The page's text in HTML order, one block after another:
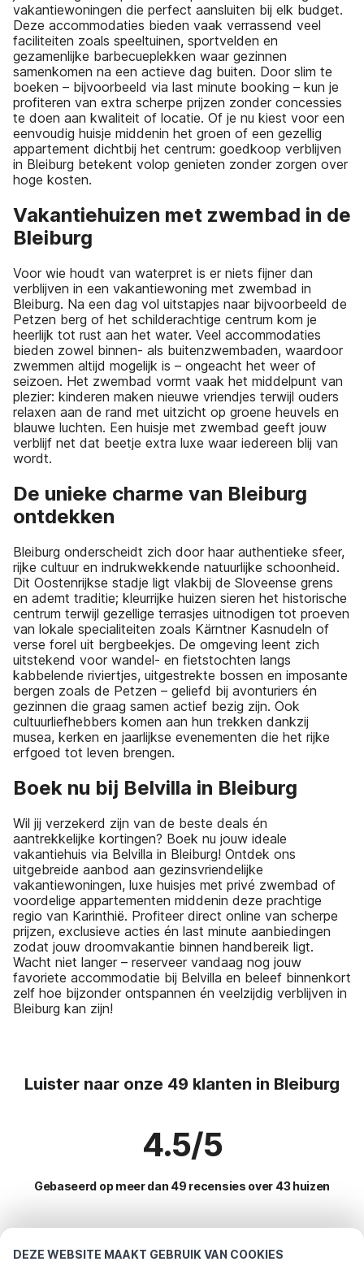
DEZE WEBSITE MAAKT GEBRUIK VAN COOKIES
vakantiewoningen die perfect aansluiten bij elk budget.
Deze accommodaties bieden vaak verrassend veel
faciliteiten zoals speeltuinen, sportvelden en
gezamenlijke barbecueplekken waar gezinnen
samenkomen na een actieve dag buiten. Door slim te
boeken – bijvoorbeeld via last minute booking – kun je
profiteren van extra scherpe prijzen zonder concessies
te doen aan kwaliteit of locatie. Of je nu kiest voor een
eenvoudig huisje middenin het groen of een gezellig
appartement dichtbij het centrum: goedkoop verblijven
in Bleiburg betekent volop genieten zonder zorgen over
hoge kosten.
Vakantiehuizen met zwembad in de
Bleiburg
Voor wie houdt van waterpret is er niets fijner dan
verblijven in een vakantiewoning met zwembad in
Bleiburg. Na een dag vol uitstapjes naar bijvoorbeeld de
Petzen berg of het schilderachtige centrum kom je
heerlijk tot rust aan het water. Veel accommodaties
bieden zowel binnen- als buitenzwembaden, waardoor
zwemmen altijd mogelijk is – ongeacht het weer of
seizoen. Het zwembad vormt vaak het middelpunt van
plezier: kinderen maken nieuwe vriendjes terwijl ouders
relaxen aan de rand met uitzicht op groene heuvels en
blauwe luchten. Een huisje met zwembad geeft jouw
verblijf net dat beetje extra luxe waar iedereen blij van
wordt.
De unieke charme van Bleiburg
ontdekken
Bleiburg onderscheidt zich door haar authentieke sfeer,
rijke cultuur en indrukwekkende natuurlijke schoonheid.
Dit Oostenrijkse stadje ligt vlakbij de Sloveense grens
en ademt traditie; kleurrijke huizen sieren het historische
centrum terwijl gezellige terrasjes uitnodigen tot proeven
van lokale specialiteiten zoals Kärntner Kasnudeln of
verse forel uit bergbeekjes. De omgeving leent zich
uitstekend voor wandel- en fietstochten langs
kabbelende riviertjes, uitgestrekte bossen en imposante
bergen zoals de Petzen – geliefd bij avonturiers én
gezinnen die graag samen actief bezig zijn. Ook
cultuurliefhebbers komen aan hun trekken dankzij
musea, kerken en jaarlijkse evenementen die het rijke
erfgoed tot leven brengen.
Boek nu bij Belvilla in Bleiburg
Wil jij verzekerd zijn van de beste deals én
aantrekkelijke kortingen? Boek nu jouw ideale
vakantiehuis via Belvilla in Bleiburg! Ontdek ons
uitgebreide aanbod aan gezinsvriendelijke
vakantiewoningen, luxe huisjes met privé zwembad of
voordelige appartementen middenin deze prachtige
regio van Karinthië. Profiteer direct online van scherpe
prijzen, exclusieve acties én last minute aanbiedingen
zodat jouw droomvakantie binnen handbereik ligt.
Wacht niet langer – reserveer vandaag nog jouw
favoriete accommodatie bij Belvilla en beleef binnenkort
zelf hoe bijzonder ontspannen én veelzijdig verblijven in
Bleiburg kan zijn!
Luister naar onze 49 klanten in Bleiburg
4.5/5
Gebaseerd op meer dan 49 recensies over 43 huizen
Meest populaire bestemmingen voor